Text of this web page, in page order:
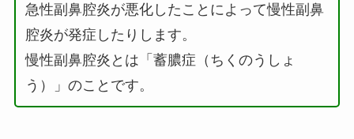
急性副鼻腔炎が悪化したことによって慢性副鼻
腔炎が発症したりします。
慢性副鼻腔炎とは「蓄膿症（ちくのうしょ
う）」のことです。